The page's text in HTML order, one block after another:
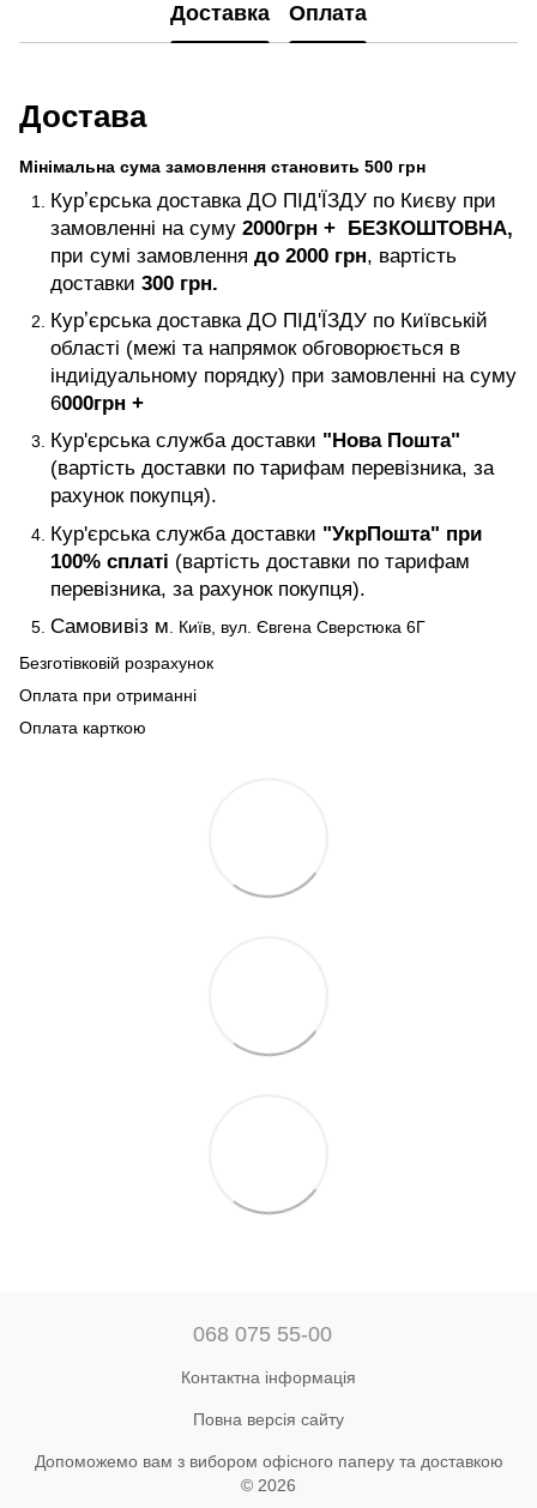
Доставка Оплата
Достава
Мінімальна сума замовлення становить 500 грн
Курʼєрська доставка ДО ПІД'ЇЗДУ по Києву при
замовленні на суму 2000грн + БЕЗКОШТОВНА,
при сумі замовлення до 2000 грн, вартість
доставки 300 грн.
Курʼєрська доставка ДО ПІД'ЇЗДУ по Київській
області (межі та напрямок обговорюється в
індиідуальному порядку) при замовленні на суму
6000грн +
Кур'єрська служба доставки "Нова Пошта"
(вартість доставки по тарифам перевізника, за
рахунок покупця).
Кур'єрська служба доставки "УкрПошта" при
100% сплаті (вартість доставки по тарифам
перевізника, за рахунок покупця).
Самовивіз м . Київ, вул. Євгена Сверстюка 6Г
Безготівковій розрахунок
Оплата при отриманні
Оплата карткою
068 075 55-00
Контактна інформація
Повна версія сайту
Допоможемо вам з вибором офісного паперу та доставкою
© 2026